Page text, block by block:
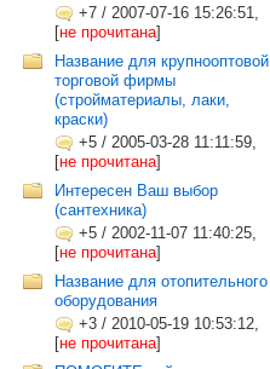
+7 / 2007-07-16 15:26:51,
[не прочитана]
Название для крупнооптовой
торговой фирмы
(стройматериалы, лаки,
краски)
+5 / 2005-03-28 11:11:59,
[не прочитана]
Интересен Ваш выбор
(сантехника)
+5 / 2002-11-07 11:40:25,
[не прочитана]
Название для отопительного
оборудования
+3 / 2010-05-19 10:53:12,
[не прочитана]